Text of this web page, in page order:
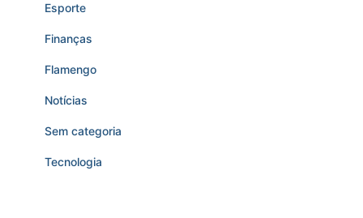
Esporte
Finanças
Flamengo
Notícias
Sem categoria
Tecnologia